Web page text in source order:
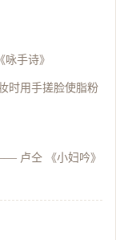
咏手诗》
时用手搓脸使脂粉
卢仝 《小妇吟》